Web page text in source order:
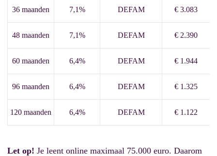
36 maanden 7,1% DEFAM € 3.083
48 maanden 7,1% DEFAM € 2.390
60 maanden 6,4% DEFAM € 1.944
96 maanden 6,4% DEFAM € 1.325
120 maanden 6,4% DEFAM € 1.122
Let op! Je leent online maximaal 75.000 euro. Daarom